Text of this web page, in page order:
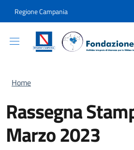
Regione Campania
Briciole di pane
Home
Rassegna
Marzo 2023